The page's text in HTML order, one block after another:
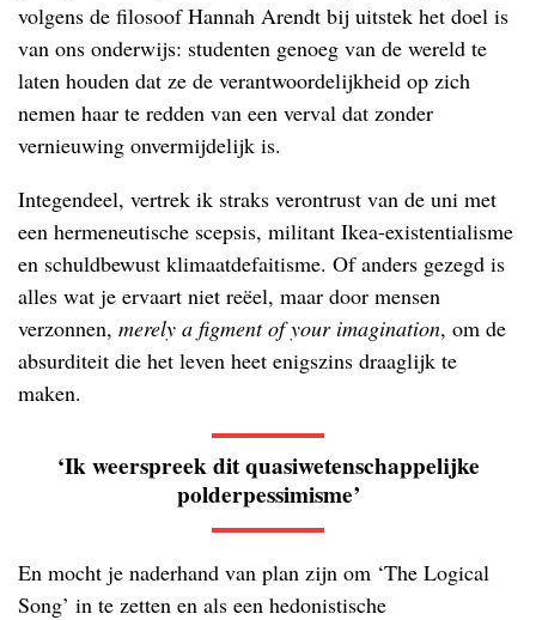
volgens de filosoof Hannah Arendt bij uitstek het doel is
van ons onderwijs: studenten genoeg van de wereld te
laten houden dat ze de verantwoordelijkheid op zich
nemen haar te redden van een verval dat zonder
vernieuwing onvermijdelijk is.
Integendeel, vertrek ik straks verontrust van de uni met
een hermeneutische scepsis, militant Ikea-existentialisme
en schuldbewust klimaatdefaitisme. Of anders gezegd is
alles wat je ervaart niet reëel, maar door mensen
verzonnen, merely a figment of your imagination, om de
absurditeit die het leven heet enigszins draaglijk te
maken.
‘Ik weerspreek dit quasiwetenschappelijke
polderpessimisme’
En mocht je naderhand van plan zijn om ‘The Logical
Song’ in te zetten en als een hedonistische